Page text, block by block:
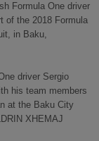
Formula One driver
of the 2018 Formula
in Baku,
driver Sergio
his team members
at the Baku City
XHEMAJ